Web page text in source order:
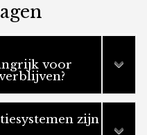
voor
zijn